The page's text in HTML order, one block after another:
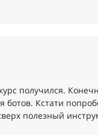
получился.
Кстати
полезный